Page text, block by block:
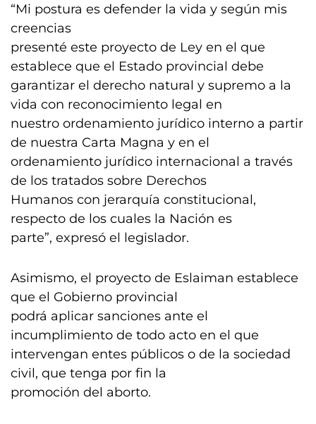
“Mi postura es defender la vida y según mis
creencias
presenté este proyecto de Ley en el que
establece que el Estado provincial debe
garantizar el derecho natural y supremo a la
vida con reconocimiento legal en
nuestro ordenamiento jurídico interno a partir
de nuestra Carta Magna y en el
ordenamiento jurídico internacional a través
de los tratados sobre Derechos
Humanos con jerarquía constitucional,
respecto de los cuales la Nación es
parte”, expresó el legislador.
Asimismo, el proyecto de Eslaiman establece
que el Gobierno provincial
podrá aplicar sanciones ante el
incumplimiento de todo acto en el que
intervengan entes públicos o de la sociedad
civil, que tenga por fin la
promoción del aborto.